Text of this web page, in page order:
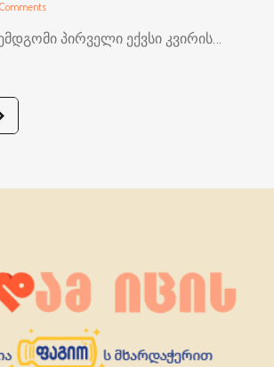
Comments
პირველი ექვსი კვირის…